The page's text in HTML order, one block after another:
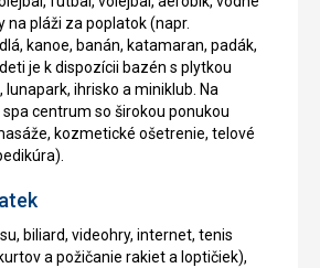
na pláži za poplatok (napr.
kanoe, banán, katamaran, padák,
je k dispozícii bazén s plytkou
lunapark, ihrisko a miniklub. Na
centrum so širokou ponukou
kozmetické ošetrenie, telové
biliard, videohry, internet, tenis
a požičanie rakiet a loptičiek),